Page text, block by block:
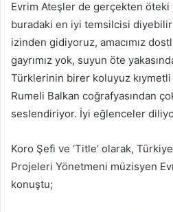
Evrim Ateşler de gerçekten öteki
buradaki en iyi temsilcisi
izinden gidiyoruz, amacımız
gayrımız yok, suyun öte
Türklerinin birer koluyuz
Rumeli Balkan coğrafyasından
seslendiriyor. İyi eğlenceler
Koro Şefi ve ‘Title’ olarak,
Projeleri Yönetmeni müzisyen
konuştu;